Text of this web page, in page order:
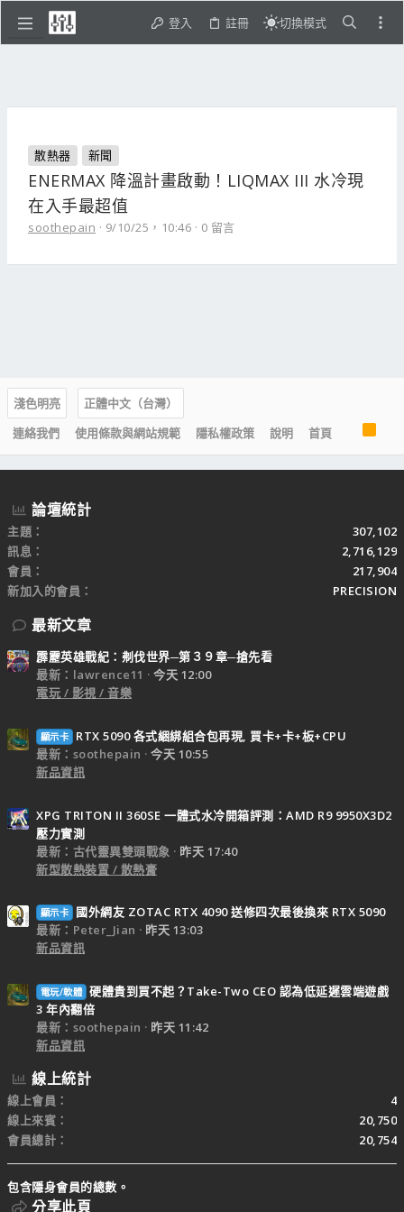
登入 註冊 切換模式
散熱器 新聞
ENERMAX 降溫計畫啟動！LIQMAX III 水冷現
在入手最超值
soothepain 9/10/25，10:46 0 留言
淺色明亮
正體中文（台灣）
連絡我們
使用條款與網站規範 隱私權政策 說明 首頁
R
S
S
論壇統計
主題
307,102
訊息
2,716,129
會員
217,904
新加入的會員
PRECISION
最新文章
霹靂英雄戰紀：刜伐世界─第３９章─搶先看
最新：lawrence11
今天 12:00
電玩 / 影視 / 音樂
顯示卡
RTX 5090 各式綑綁組合包再現, 買卡+卡+板+CPU
最新：soothepain
今天 10:55
新品資訊
XPG TRITON II 360SE 一體式水冷開箱評測：AMD R9 9950X3D2
壓力實測
最新：古代靈異雙頭戰象
昨天 17:40
新型散熱裝置 / 散熱膏
顯示卡
國外網友 ZOTAC RTX 4090 送修四次最後換來 RTX 5090
最新：Peter_Jian
昨天 13:03
新品資訊
電玩/軟體 硬體貴到買不起？Take-Two CEO 認為低延遲雲端遊戲
3 年內翻倍
最新：soothepain
昨天 11:42
新品資訊
線上統計
線上會員
4
線上來賓
20,750
會員總計
20,754
包含隱身會員的總數。
分享此頁